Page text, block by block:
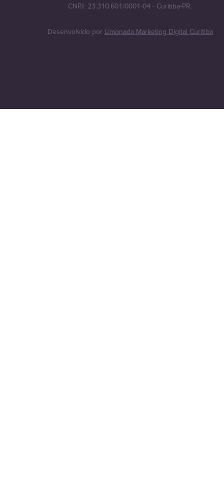
CNPJ: 23.310.601/0001-04 - Curitiba-PR.
Desenvolvido porLimonada Marketing Digital Curitiba